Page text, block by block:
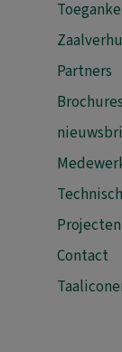
Partners
Projecten
Contact